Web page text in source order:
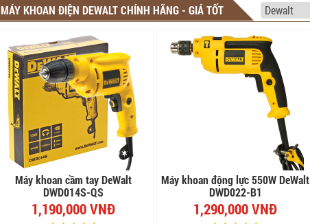
MÁY KHOAN ĐIỆN DEWALT CHÍNH HÃNG - GIÁ TỐT
Máy khoan cầm tay DeWalt
DWD014S-QS
1,190,000 VNĐ
Máy khoan động lực 550W DeWalt
DWD022-B1
1,290,000 VNĐ